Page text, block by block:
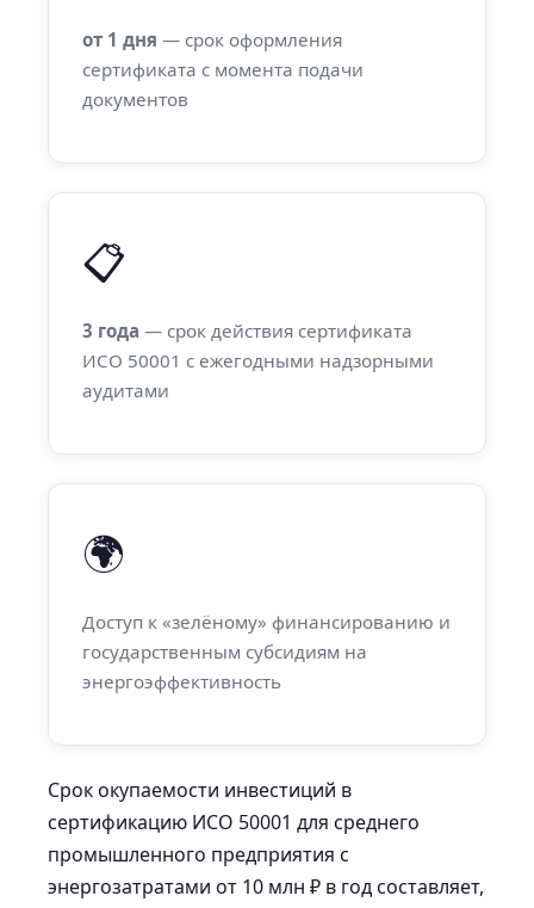
от 1 дня — срок оформления
сертификата с момента подачи
документов
📋
3 года — срок действия сертификата
ИСО 50001 с ежегодными надзорными
аудитами
🌍
Доступ к «зелёному» финансированию и
государственным субсидиям на
энергоэффективность
Срок окупаемости инвестиций в
сертификацию ИСО 50001 для среднего
промышленного предприятия с
энергозатратами от 10 млн ₽ в год составляет,